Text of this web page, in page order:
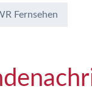
Fernsehen